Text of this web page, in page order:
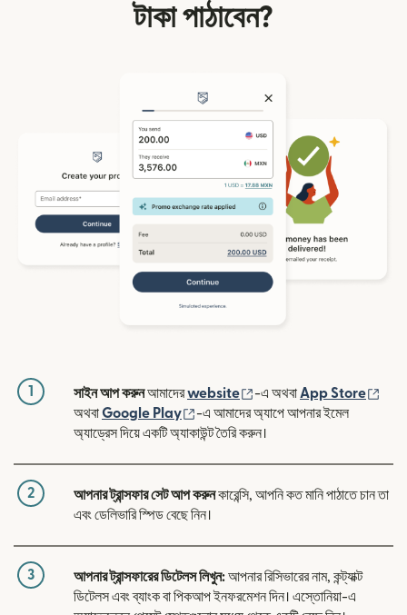
টাকা পাঠাবেন?
1 সাইন আপ করুনআমাদেরwebsite (নতুন উইন্ডোতে খুলবে)
-এ অথবা App Store
অথবাGoogle Play (নতুন উইন্ডোতে খুলবে)
-এ আমাদের অ্যাপে আপনার ইমেল
অ্যাড্রেস দিয়ে একটি অ্যাকাউন্ট তৈরি করুন।
2 আপনার ট্রান্সফার সেট আপ করুনকারেন্সি, আপনি কত মানি পাঠাতে চান তা
এবং ডেলিভারি স্পিড বেছে নিন।
3 আপনার ট্রান্সফারের ডিটেলস লিখুন:আপনার রিসিভারের নাম, কন্ট্যাক্ট
ডিটেলস এবং ব্যাংক বা পিকআপ ইনফরমেশন দিন। এস্তোনিয়া-এ